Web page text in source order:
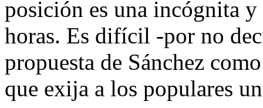
posición es una incógnita y
horas. Es difícil -por no
propuesta de Sánchez
que exija a los populares